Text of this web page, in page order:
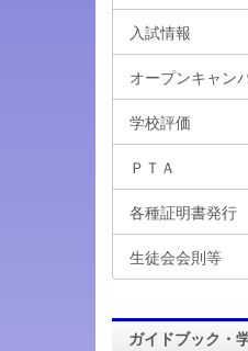
入試情報
オープンキャン
学校評価
ＰＴＡ
各種証明書発行
生徒会会則等
ガイドブック・